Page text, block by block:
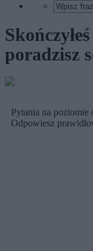
poradzisz
Pytania na poziomie
Odpowiesz